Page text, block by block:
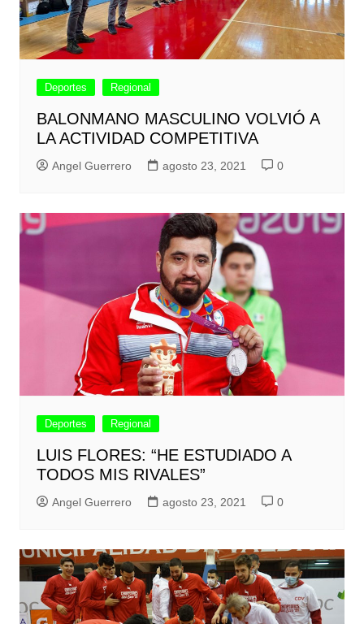
Deportes Regional
BALONMANO MASCULINO VOLVIÓ A
LA ACTIVIDAD COMPETITIVA
Angel Guerrero agosto 23, 2021 0
Deportes Regional
LUIS FLORES: “HE ESTUDIADO A
TODOS MIS RIVALES”
Angel Guerrero agosto 23, 2021 0